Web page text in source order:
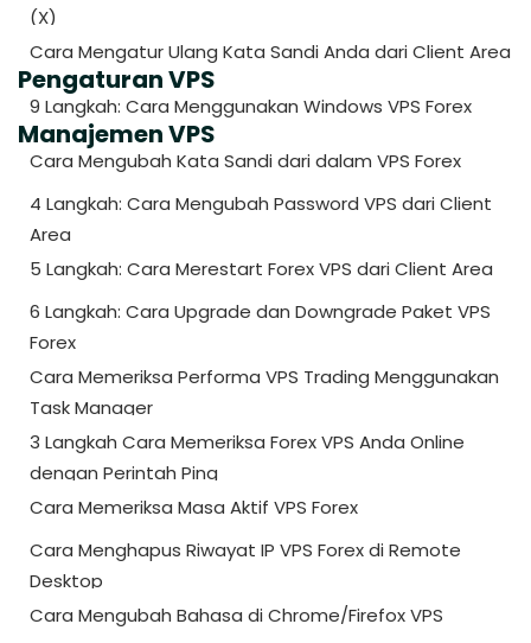
(X)
Cara Mengatur Ulang Kata Sandi Anda dari Client Area
Pengaturan VPS
9 Langkah: Cara Menggunakan Windows VPS Forex
Manajemen VPS
Cara Mengubah Kata Sandi dari dalam VPS Forex
4 Langkah: Cara Mengubah Password VPS dari Client
Area
5 Langkah: Cara Merestart Forex VPS dari Client Area
6 Langkah: Cara Upgrade dan Downgrade Paket VPS
Forex
Cara Memeriksa Performa VPS Trading Menggunakan
Task Manager
3 Langkah Cara Memeriksa Forex VPS Anda Online
dengan Perintah Ping
Cara Memeriksa Masa Aktif VPS Forex
Cara Menghapus Riwayat IP VPS Forex di Remote
Desktop
Cara Mengubah Bahasa di Chrome/Firefox VPS